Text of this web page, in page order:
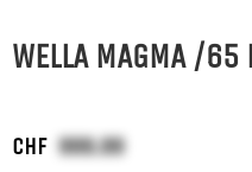
WELLA MAGMA /65
CHF